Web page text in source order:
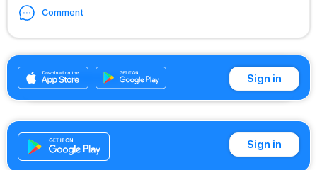
Comment
+996312880086 Sign in
Sign in